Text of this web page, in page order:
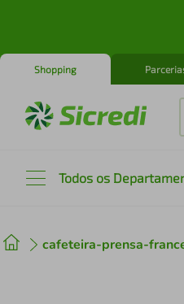
Shopping
Todos os
cafeteira-prensa- 2º